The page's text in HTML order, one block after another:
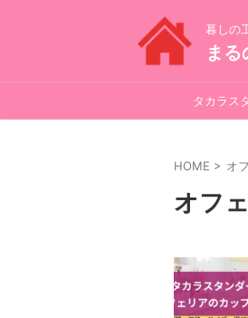
暮しの
まる
タカラス
HOME > オ
オフ